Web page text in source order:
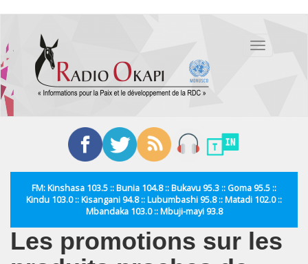
contenu
principal
Toggle
FM: Kinshasa 103.5 :: Bunia 104.8 :: Bukavu 95.3 :: Goma 95.5 ::
Kindu 103.0 :: Kisangani 94.8 :: Lubumbashi 95.8 :: Matadi 102.0 ::
Mbandaka 103.0 :: Mbuji-mayi 93.8
Les promotions sur les